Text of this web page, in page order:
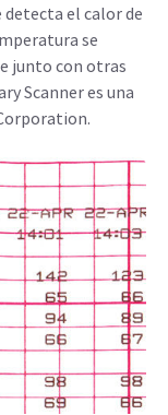
el calor de
se
junto con otras
Scanner es una